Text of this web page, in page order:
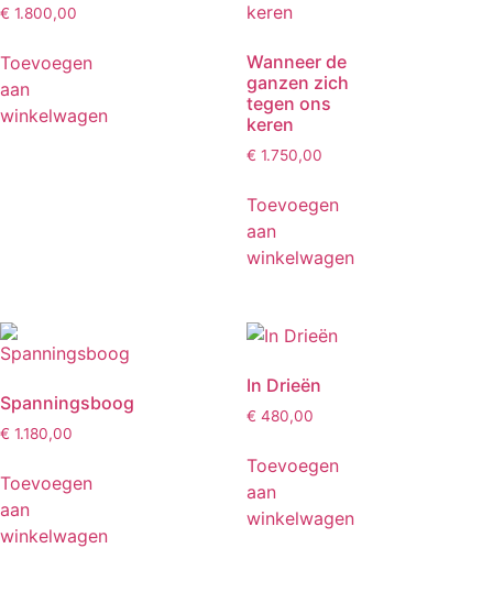
€ 1.800,00
Toevoegen
aan
winkelwagen
Wanneer de
ganzen zich
tegen ons
keren
€ 1.750,00
Toevoegen
aan
winkelwagen
Spanningsboog
€ 1.180,00
Toevoegen
aan
winkelwagen
In Drieën
€ 480,00
Toevoegen
aan
winkelwagen